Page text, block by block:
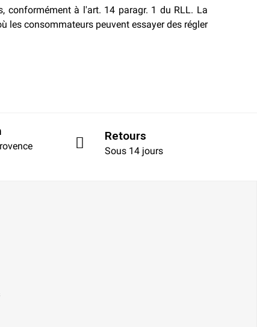
conformément à l'art. 14 paragr. 1 du RLL. La
les consommateurs peuvent essayer des régler
Retours
Sous 14 jours